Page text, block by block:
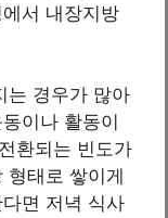
서 내장지방
는 경우가 많아
이나 활동이
환되는 빈도가
형태로 쌓이게
면 저녁 식사